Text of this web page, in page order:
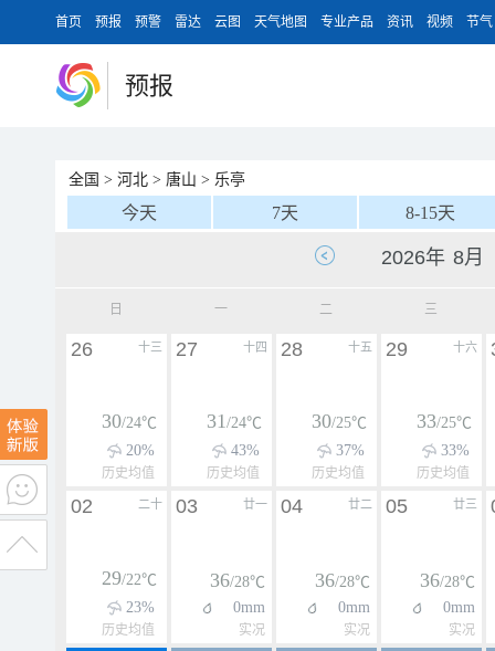
首页 预报 预警 雷达 云图 天气地图 专业产品 资讯 视频 节气
预报
全国 > 河北 > 唐山 > 乐亭
今天 7天 8-15天
日 一 二 三
十三
26
30/24℃
20%
历史均值
十四
27
31/24℃
43%
历史均值
十五
28
30/25℃
37%
历史均值
十六
29
33/25℃
33%
历史均值
二十
02
29/22℃
23%
历史均值
廿一
03
36/28℃
0mm
实况
廿二
04
36/28℃
0mm
实况
廿三
05
36/28℃
0mm
实况